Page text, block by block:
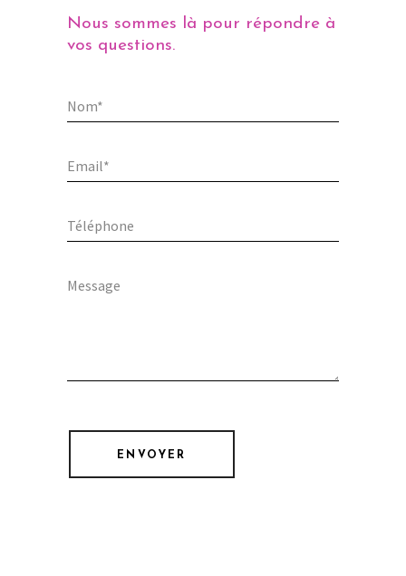
Nous sommes là pour répondre à
vos questions.
ENVOYER